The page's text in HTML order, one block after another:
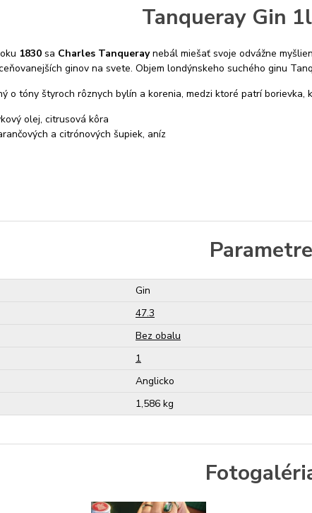
Tanqueray Gin
1830 sa Charles Tanqueraynebál miešať svoje odvážne
ginov na svete. Objem londýnskeho suchého ginu
o tóny štyroch rôznych bylín a korenia, medzi ktoré patrí borievka,
olej, citrusová kôra
a citrónových šupiek, aníz
Parametre
Gin
47.3
Bez obalu
1
Anglicko
1,586 kg